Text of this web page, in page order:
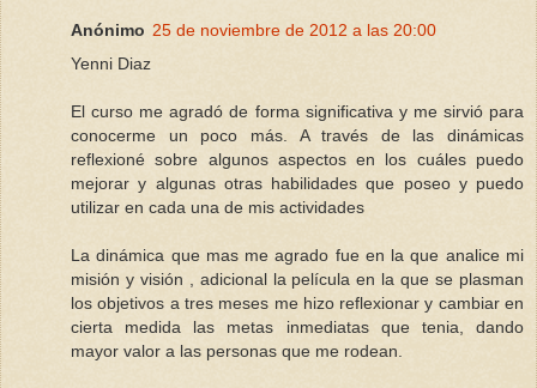
Anónimo 25 de noviembre de 2012 a las 20:00
Yenni Diaz
El curso me agradó de forma significativa y me sirvió para
conocerme un poco más. A través de las dinámicas
reflexioné sobre algunos aspectos en los cuáles puedo
mejorar y algunas otras habilidades que poseo y puedo
utilizar en cada una de mis actividades
La dinámica que mas me agrado fue en la que analice mi
misión y visión , adicional la película en la que se plasman
los objetivos a tres meses me hizo reflexionar y cambiar en
cierta medida las metas inmediatas que tenia, dando
mayor valor a las personas que me rodean.